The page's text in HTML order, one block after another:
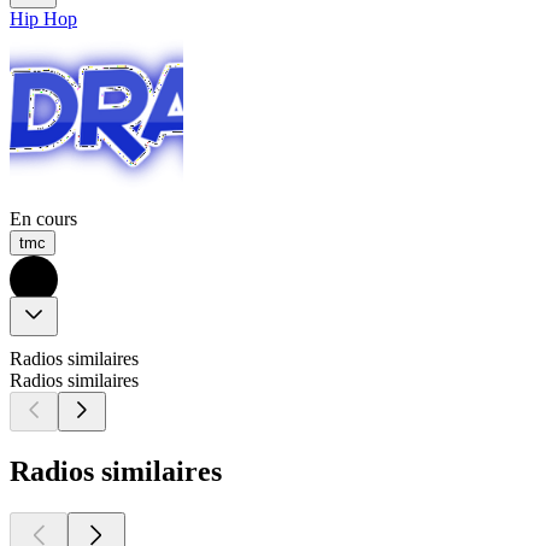
Hip Hop
En cours
tmc
Radios similaires
Radios similaires
Radios similaires